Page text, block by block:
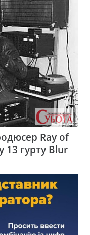
Ray of
гурту Blur